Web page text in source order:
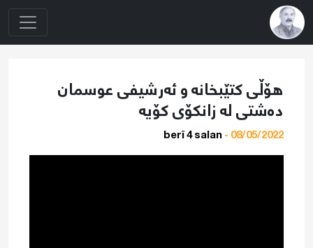
هۆڵى كتێبخانە و ئەرشيفى عوسمان
دەشتى لە زانكۆى كۆيە
08/05/2022 -
berî 4 salan